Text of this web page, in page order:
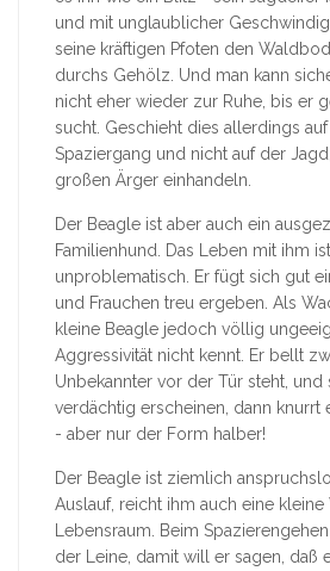
und mit unglaublicher
seine kräftigen Pfoten den
durchs Gehölz. Und man kann
nicht eher wieder zur Ruhe, bis er
sucht. Geschieht dies allerdings
Spaziergang und nicht auf der
großen Ärger einhandeln.
Der Beagle ist aber auch ein
Familienhund. Das Leben mit ihm
unproblematisch. Er fügt sich gut
und Frauchen treu ergeben. Als
kleine Beagle jedoch völlig
Aggressivität nicht kennt. Er bellt
Unbekannter vor der Tür steht,
verdächtig erscheinen, dann knurrt
- aber nur der Form halber!
Der Beagle ist ziemlich
Auslauf, reicht ihm auch eine
Lebensraum. Beim
der Leine, damit will er sagen, daß